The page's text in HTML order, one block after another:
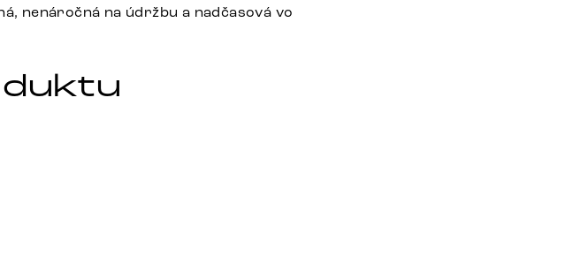
nenáročná na údržbu a nadčasová vo